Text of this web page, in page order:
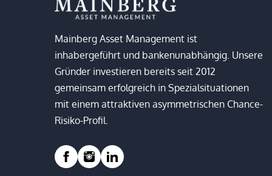
Mainberg Asset Management ist
inhabergeführt und bankenunabhängig. Unsere
Gründer investieren bereits seit 2012
gemeinsam erfolgreich in Spezialsituationen
mit einem attraktiven asymmetrischen Chance-
Risiko-Profil.